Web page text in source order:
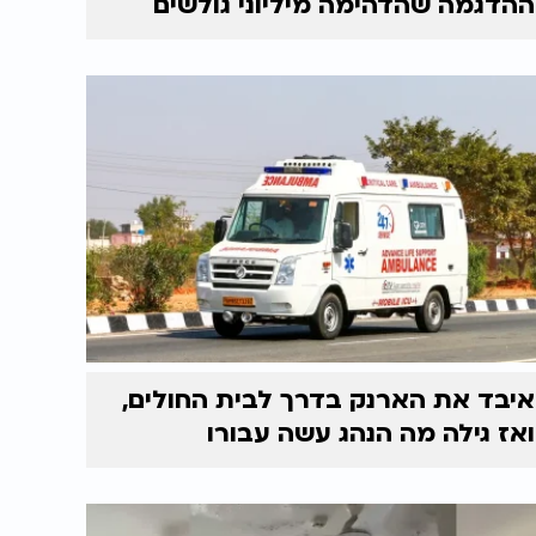
איבד את הארנק בדרך לבית החולים,
ואז גילה מה הנהג עשה עבורו